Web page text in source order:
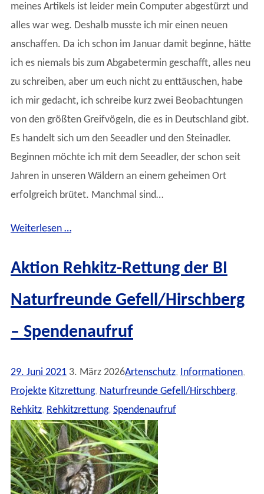
meines Artikels ist leider mein Computer abgestürzt und
alles war weg. Deshalb musste ich mir einen neuen
anschaffen. Da ich schon im Januar damit beginne, hätte
ich es niemals bis zum Abgabetermin geschafft, alles neu
zu schreiben, aber um euch nicht zu enttäuschen, habe
ich mir gedacht, ich schreibe kurz zwei Beobachtungen
von den größten Greifvögeln, die es in Deutschland gibt.
Es handelt sich um den Seeadler und den Steinadler.
Beginnen möchte ich mit dem Seeadler, der schon seit
Jahren in unseren Wäldern an einem geheimen Ort
erfolgreich brütet. Manchmal sind…
Weiterlesen …
Aktion Rehkitz-Rettung der BI
Naturfreunde Gefell/Hirschberg
– Spendenaufruf
29. Juni 2021 3. März 2026Artenschutz, Informationen,
Projekte Kitzrettung, Naturfreunde Gefell/Hirschberg,
Rehkitz, Rehkitzrettung, Spendenaufruf